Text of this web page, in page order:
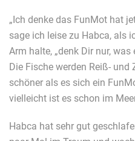
„Ich denke das FunMot hat
sage ich leise zu Habca, als
Arm halte, „denk Dir nur,
Die Fische werden Reiß-
schöner als es sich ein
vielleicht ist es schon im
Habca hat sehr gut